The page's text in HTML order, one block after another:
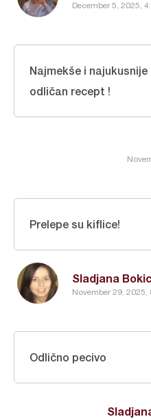
December 5, 2025,
Najmekše i
odličan recept !
Sladjana Bokic
November 29, 2025,
Prelepe su kiflice!
Odlično pecivo